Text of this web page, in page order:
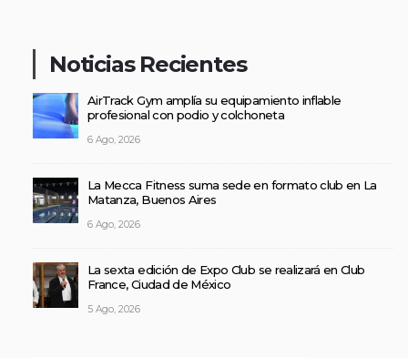
Noticias Recientes
AirTrack Gym amplía su equipamiento inflable
profesional con podio y colchoneta
6 Ago, 2026
La Mecca Fitness suma sede en formato club en La
Matanza, Buenos Aires
6 Ago, 2026
La sexta edición de Expo Club se realizará en Club
France, Ciudad de México
5 Ago, 2026